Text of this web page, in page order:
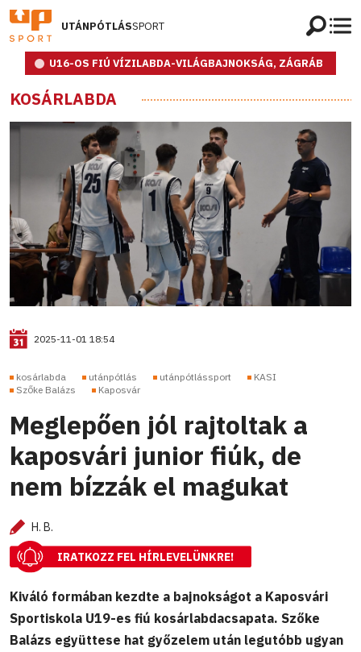
UTÁNPÓTLÁSSPORT
U16-OS FIÚ VÍZILABDA-VILÁGBAJNOKSÁG, ZÁGRÁB
KOSÁRLABDA
2025-11-01 18:54
kosárlabda utánpótlás utánpótlássport
KASI
Szőke Balázs
Kaposvár
Meglepően jól rajtoltak a
kaposvári junior fiúk, de
nem bízzák el magukat
H. B.
IRATKOZZ FEL HÍRLEVELÜNKRE!
Kiváló formában kezdte a bajnokságot a Kaposvári
Sportiskola U19-es fiú kosárlabdacsapata. Szőke
Balázs együttese hat győzelem után legutóbb ugyan